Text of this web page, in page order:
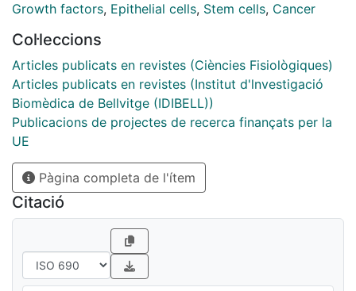
properties, which in the context of cancer may
(TIC). However, a number of groups have recently
reported that mesenchymal-epithelial transition (MET)
is required for efficient metastatic colonization and
that EMT may be not necessarily associated with
stemness. In this review, we summarize recent findings
that extend our knowledge about the crossroads
between EMT and stemness and their relevance under
physiological or pathological conditions.
Growth factors, Epithelial cells, Stem cells, Cancer
Col·leccions
Articles publicats en revistes (Ciències Fisiològiques)
Articles publicats en revistes (Institut d'lnvestigació
Biomèdica de Bellvitge (IDIBELL))
Publicacions de projectes de recerca finançats per la
UE
Pàgina completa de l'ítem
Citació